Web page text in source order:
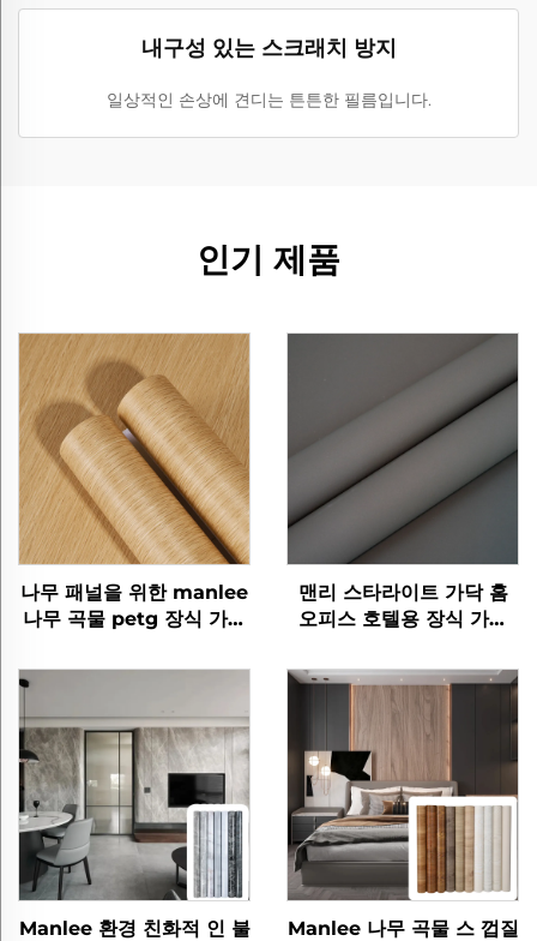
내구성 있는 스크래치 방지
일상적인 손상에 견디는 튼튼한 필름입니다.
인기 제품
나무 패널을 위한 manlee
나무 곡물 petg 장식 가구
맨리 스타라이트 가닥 홈
오피스 호텔용 장식 가구
Manlee 환경 친화적 인 불
Manlee 나무 곡물 스 껍질